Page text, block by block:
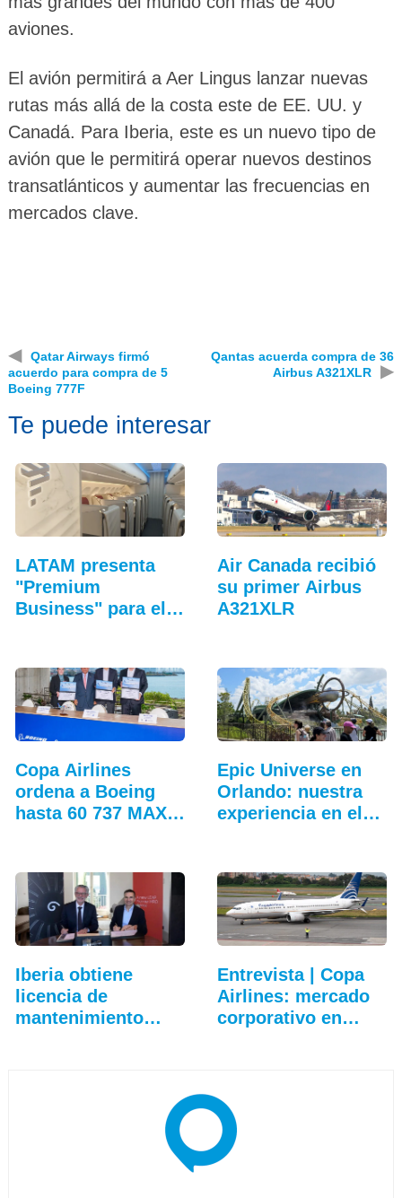
aviones.
El avión permitirá a Aer Lingus lanzar nuevas
rutas más allá de la costa este de EE. UU. y
Canadá. Para Iberia, este es un nuevo tipo de
avión que le permitirá operar nuevos destinos
transatlánticos y aumentar las frecuencias en
mercados clave.
◀
Qatar Airways firmó
acuerdo para compra de 5
Boeing 777F
Qantas acuerda compra de 36
Airbus A321XLR
▶
Te puede interesar
LATAM presenta
"Premium
Business" para el
Air Canada recibió
su primer Airbus
A321XLR
Copa Airlines
ordena a Boeing
hasta 60 737 MAX
Epic Universe en
Orlando: nuestra
experiencia en el…
Iberia obtiene
licencia de
mantenimiento
Entrevista | Copa
Airlines: mercado
corporativo en…